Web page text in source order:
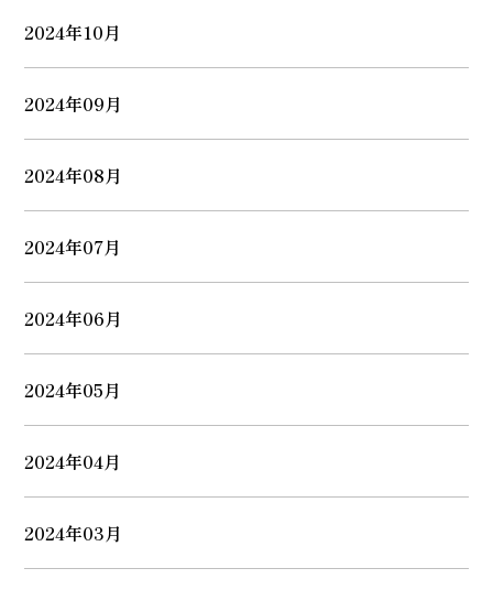
2024年10月
2024年09月
2024年08月
2024年07月
2024年06月
2024年05月
2024年04月
2024年03月